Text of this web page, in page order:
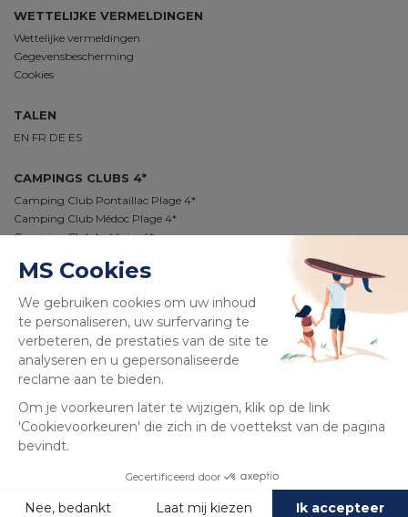
WETTELIJKE VERMELDINGEN
Wettelijke vermeldingen
Gegevensbescherming
Cookies
TALEN
EN FR DE ES
CAMPINGS CLUBS 4*
Camping Club Pontaillac Plage 4*
Camping Club Médoc Plage 4*
Camping Club Le Vivier 4*
Camping Club Navarrosse 4*
Camping Club La Côte des Roses 4*
100% BEVEILIGDE BETALING